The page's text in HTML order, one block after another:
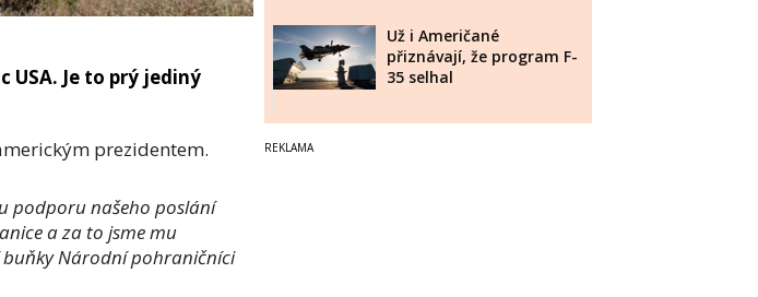
Je to prý jediný
prezidentem.
podporu našeho poslání
a za to jsme mu
buňky Národní pohraničníci
Už i Američané
přiznávají, že program F-
35 selhal